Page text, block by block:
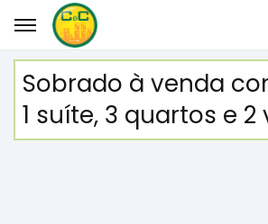
Sobrado à venda
1 suíte, 3 quartos e 2